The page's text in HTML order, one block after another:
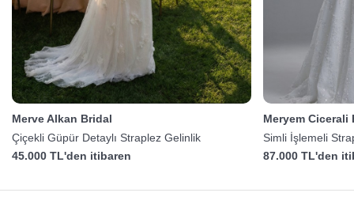
Merve Alkan Bridal
Çiçekli Güpür Detaylı Straplez Gelinlik
45.000 TL'den itibaren
Meryem Cicerali
Simli İşlemeli
87.000 TL'den